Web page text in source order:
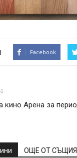
Facebook
кино Арена за
ОЩЕ ОТ